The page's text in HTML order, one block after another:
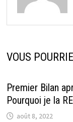
VOUS
Premier Bilan
Pourquoi je la
août 8, 2022